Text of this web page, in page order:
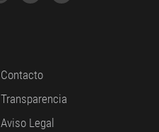
Contacto
Transparencia
Aviso Legal